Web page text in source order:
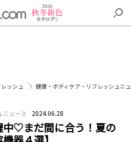
ッシュ 健康・ボディケア・リフレッシュニ
ュース 2024.06.28
中♡まだ間に合う！夏の